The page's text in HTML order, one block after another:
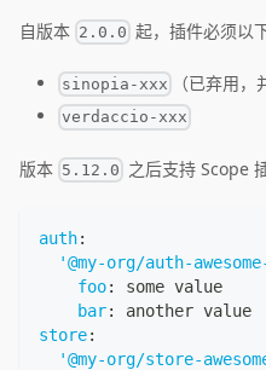
自版本 2.0.0 起，插件必须以
sinopia-xxx （已弃用，
verdaccio-xxx
版本 5.12.0 之后支持 Scope
auth:
'@my-org/auth-
foo:
some value
bar:
another value
store:
'@my-org/store-